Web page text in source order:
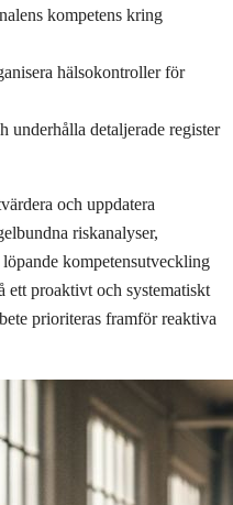
kompetens kring
hälsokontroller för
underhålla detaljerade register
och uppdatera
riskanalyser,
kompetensutveckling
ett proaktivt och systematiskt
prioriteras framför reaktiva